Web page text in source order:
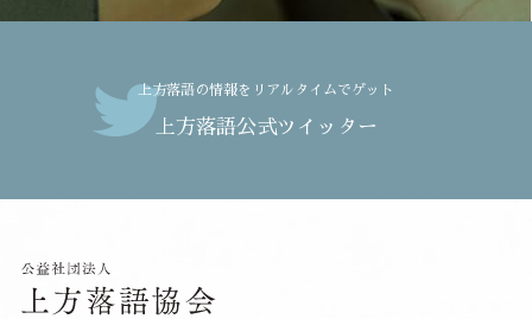
上方落語の情報をリアルタイムでゲット
上方落語公式ツイッター